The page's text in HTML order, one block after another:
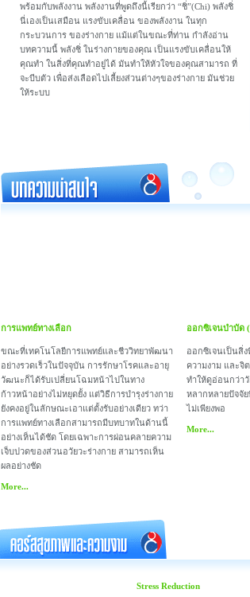
พร้อมกับพลังงาน พลังงานที่พูดถึงนี้เรียกว่า “ชิ่”(Chi) พลังชิ่
นี่เองเป็นเสมือน แรงขับเคลื่อน ของพลังงาน ในทุก
กระบวนการ ของร่างกาย แม้แต่ในขณะที่ท่าน กำลังอ่าน
บทความนี้ พลังชิ่ ในร่างกายของคุณ เป็นแรงขับเคลื่อนให้
คุณทำ ในสิ่งที่คุณทำอยู่ได้ มันทำให้หัวใจของคุณสามารถ ที่
จะบีบตัว เพื่อส่งเลือดไปเลี้ยงส่วนต่างๆของร่างกาย มันช่วย
ให้ระบบ
การแพทย์ทางเลือก
ขณะที่เทคโนโลยีการแพทย์และชีววิทยาพัฒนา
อย่างรวดเร็วในปัจจุบัน การรักษาโรคและอายุ
วัฒนะก็ได้รับเปลี่ยนโฉมหน้าไปในทาง
ก้าวหน้าอย่างไม่หยุดยั้ง แต่วิธีการบำรุงร่างกาย
ยังคงอยู่ในลักษณะเอาแต่ตั้งรับอย่างเดียว ทว่า
การแพทย์ทางเลือกสามารถมีบทบาทในด้านนี้
อย่างเห็นได้ชัด โดยเฉพาะการผ่อนคลายความ
เจ็บปวดของส่วนอวัยวะร่างกาย สามารถเห็น
ผลอย่างชัด
More...
ออกซิเจนบำบัด
ออกซิเจนเป็นสิ่
ความงาม และจิ
ทำให้ดูอ่อนกว่า
หลากหลายปัจจั
ไม่เพียงพอ
More...
Stress Reduction